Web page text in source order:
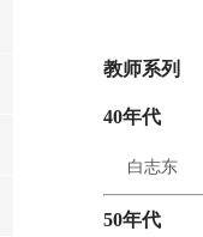
教师系列
40年代
白志东
50年代